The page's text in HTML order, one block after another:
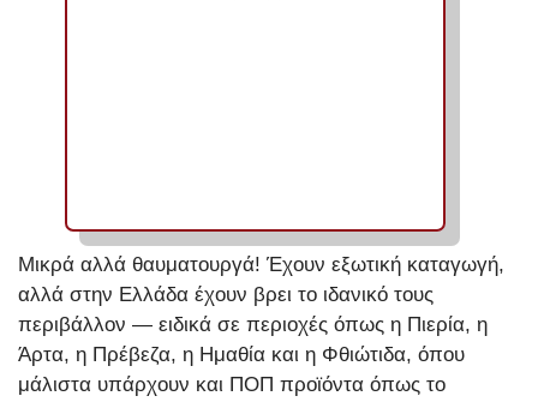
Μικρά αλλά θαυματουργά! Έχουν εξωτική καταγωγή,
αλλά στην Ελλάδα έχουν βρει το ιδανικό τους
περιβάλλον — ειδικά σε περιοχές όπως η Πιερία, η
Άρτα, η Πρέβεζα, η Ημαθία και η Φθιώτιδα, όπου
μάλιστα υπάρχουν και ΠΟΠ προϊόντα όπως το